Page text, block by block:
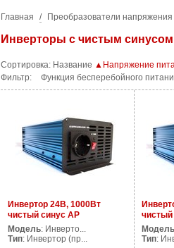
Главная / Преобразователи
Инверторы с чистым синусом
Сортировка: Название ▲Напряжение
Фильтр:
Функция бесперебойного
Инвертор 24В, 1000Вт
чистый синус AP
PS1000/24V
Модель: Инверто...
Тип: Инвертор (пр...
чистый
Модель
Тип: